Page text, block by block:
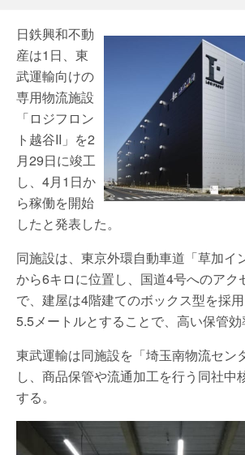
日鉄興和不動
産は1日、東
武運輸向けの
専用物流施設
「ロジフロン
ト越谷II」を2
月29日に竣工
し、4月1日か
ら稼働を開始
したと発表した。
同施設は、東京外環自動車道「草加イ
から6キロに位置し、国道4号へのアク
で、建屋は4階建てのボックス型を採
5.5メートルとすることで、高い保管効
東武運輸は同施設を「埼玉南物流セン
し、商品保管や流通加工を行う同社中
する。